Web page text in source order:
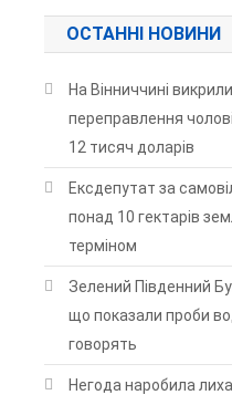
ОСТАННІ НОВИНИ
На Вінниччині
переправлення
12 тисяч доларів
Ексдепутат за
понад 10 гектарів
терміном
Зелений Південний
що показали проби
говорять
Негода наробила